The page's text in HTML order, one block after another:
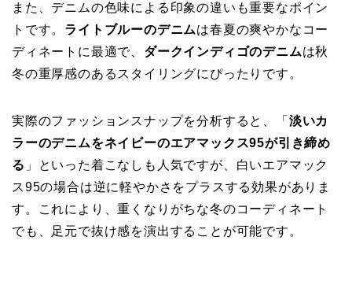
また、デニムの色味による印象の違いも重要なポイン
トです。 ライトブルーのデニムは春夏の爽やかなコー
ディネートに最適で、 ダークインディゴのデニムは秋
冬の重厚感のあるスタイリングにぴったりです。
実際のファッションスナップを分析すると、「 淡いカ
ラーのデニムをネイビーのエアマックス95が引き締め
る 」といった着こなしも人気ですが、白いエアマック
ス95の場合は逆に軽やかさをプラスする効果がありま
す。これにより、重くなりがちな冬のコーディネート
でも、足元で抜け感を演出することが可能です。